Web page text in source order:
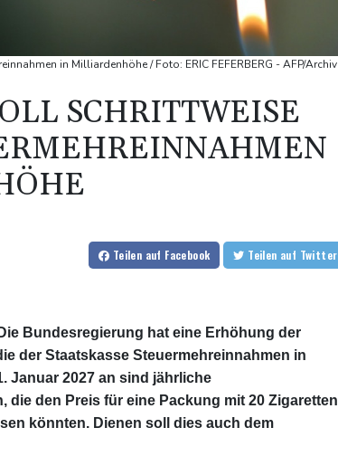
in Milliardenhöhe / Foto: ERIC FEFERBERG - AFP/Archiv
SCHRITTWEISE
Teilen auf Facebook Teilen auf Twitter
Bundesregierung hat eine Erhöhung der
der Staatskasse Steuermehreinnahmen in
Januar 2027 an sind jährliche
den Preis für eine Packung mit 20 Zigaretten
könnten. Dienen soll dies auch dem